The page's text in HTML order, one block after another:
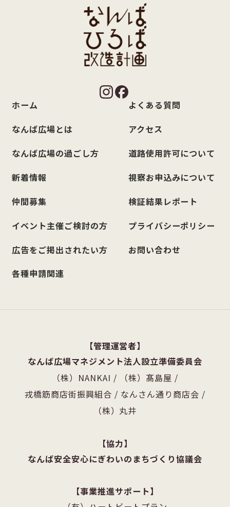
ホーム
なんば広場とは
なんば広場の過ごし方
新着情報
仲間募集
イベント主催ご検討の方
広告をご掲出されたい方
各種申請関連
よくある質問
アクセス
道路使用許可について
視察お申込みについて
検証結果レポート
プライバシーポリシー
お問い合わせ
管理運営者
なんば広場マネジメント法人設立準備委員会
（株）NANKAI / （株）髙島屋 /
戎橋筋商店街振興組合 / なんさん通り商店会 /
（株）丸井
協力
なんば安全安心にぎわいのまちづくり協議会
事業推進サポート